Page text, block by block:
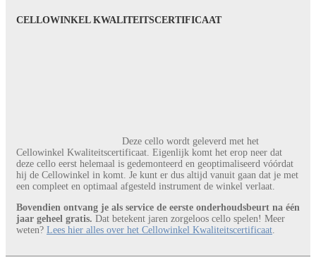
CELLOWINKEL KWALITEITSCERTIFICAAT
Deze cello wordt geleverd met het
Cellowinkel Kwaliteitscertificaat. Eigenlijk komt het erop neer dat
deze cello eerst helemaal is gedemonteerd en geoptimaliseerd vóórdat
hij de Cellowinkel in komt. Je kunt er dus altijd vanuit gaan dat je met
een compleet en optimaal afgesteld instrument de winkel verlaat.
Bovendien ontvang je als service de eerste onderhoudsbeurt na één
jaar geheel gratis. Dat betekent jaren zorgeloos cello spelen! Meer
weten? Lees hier alles over het Cellowinkel Kwaliteitscertificaat